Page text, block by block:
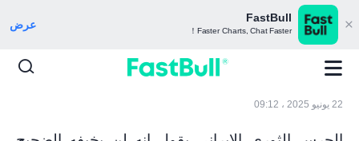
FastBull
Faster Charts, Chat Faster！ عرض
22 يونيو 2025 ، 09:12